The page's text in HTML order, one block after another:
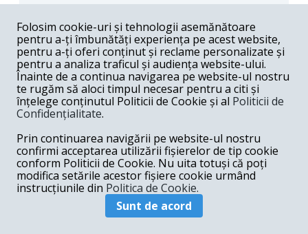
de 200. 000 lei și reclamate în maximum 6 luni) aruncă
țara într-o anomie fără precedent, o cumplită
hetacombă socială: fiecare slujbaș al statului este lăsat
să facă ce poftește, încălcând orice lege. Mai mult,
aparatul polițienesc poate comite samavolnicii cu privare
de liberate, așa cum i s-a făcut polițistului incomod
Traian Berbeceanu. În fond, la orice percheziție
domiciliară ți se pot strecura, de către cei care „te
caută”, câteva fire de drog...
george - 01-21-2017
Este strigator la cer cata nesimtire,obraznicie,tupeu si
indemanare calificata in a face pe fata atata rau
tarisoarei noastre,zace in atat de dotatele minti ale
guvernantilor nostri ! S-a incercat adoptarea ordonantei
Folosim cookie-uri și tehnologii asemănătoare
pentru a-ți îmbunătăți experiența pe acest website,
pentru a-ți oferi conținut și reclame personalizate și
pentru a analiza traficul și audiența website-ului.
Înainte de a continua navigarea pe website-ul nostru
te rugăm să aloci timpul necesar pentru a citi și
înțelege conținutul Politicii de Cookie și al Politicii de
Confidențialitate.
Prin continuarea navigării pe website-ul nostru
confirmi acceptarea utilizării fișierelor de tip cookie
conform Politicii de Cookie. Nu uita totuși că poți
modifica setările acestor fișiere cookie urmând
instrucțiunile din Politica de Cookie.
Sunt de acord